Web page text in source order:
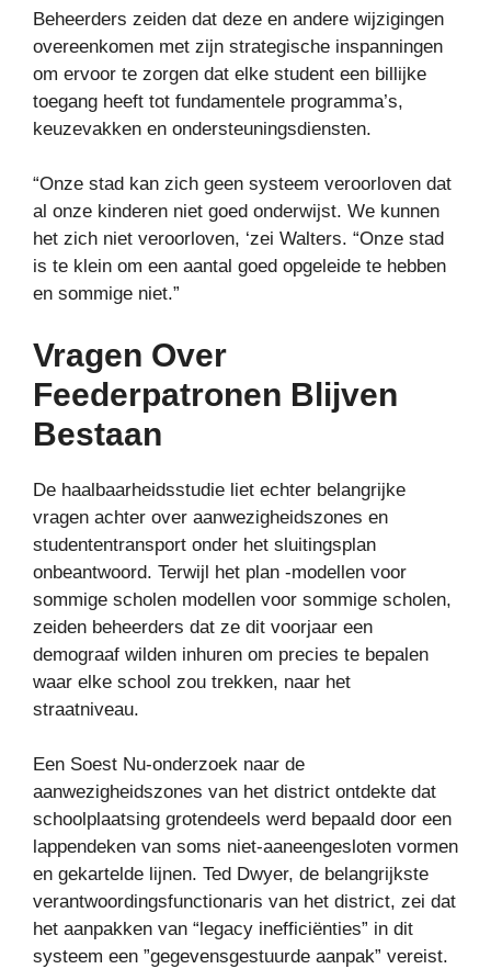
Beheerders zeiden dat deze en andere wijzigingen
overeenkomen met zijn strategische inspanningen
om ervoor te zorgen dat elke student een billijke
toegang heeft tot fundamentele programma’s,
keuzevakken en ondersteuningsdiensten.
“Onze stad kan zich geen systeem veroorloven dat
al onze kinderen niet goed onderwijst. We kunnen
het zich niet veroorloven, ‘zei Walters. “Onze stad
is te klein om een ​​aantal goed opgeleide te hebben
en sommige niet.”
Vragen Over
Feederpatronen Blijven
Bestaan
De haalbaarheidsstudie liet echter belangrijke
vragen achter over aanwezigheidszones en
studententransport onder het sluitingsplan
onbeantwoord. Terwijl het plan -modellen voor
sommige scholen modellen voor sommige scholen,
zeiden beheerders dat ze dit voorjaar een
demograaf wilden inhuren om precies te bepalen
waar elke school zou trekken, naar het
straatniveau.
Een Soest Nu-onderzoek naar de
aanwezigheidszones van het district ontdekte dat
schoolplaatsing grotendeels werd bepaald door een
lappendeken van soms niet-aaneengesloten vormen
en gekartelde lijnen. Ted Dwyer, de belangrijkste
verantwoordingsfunctionaris van het district, zei dat
het aanpakken van “legacy inefficiënties” in dit
systeem een ​​”gegevensgestuurde aanpak” vereist.